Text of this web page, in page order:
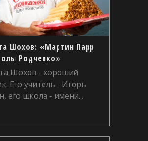
Шохов: «Мартин Парр
Родченко»
Шохов - хороший
Его учитель - Игорь
его школа - имени...